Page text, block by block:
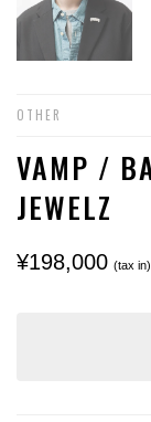
OTHER
VAMP /
JEWELZ
¥198,000 (tax in)